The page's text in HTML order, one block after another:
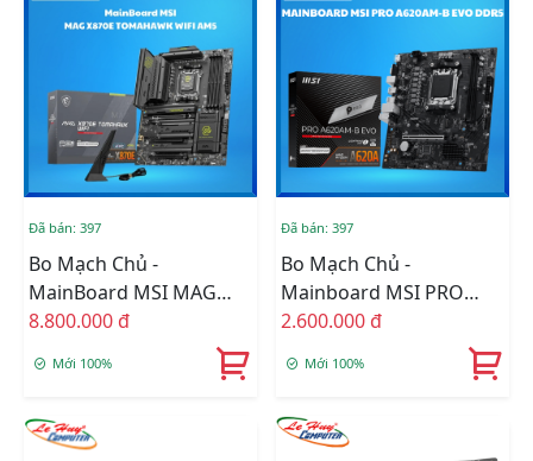
Đã bán: 397
Bo Mạch Chủ -
MainBoard MSI MAG
X870E TOMAHAWK WIFI
8.800.000 đ
Mới 100%
Đã bán: 397
Bo Mạch Chủ -
Mainboard MSI PRO
A620AM-B EVO AM5
2.600.000 đ
Mới 100%